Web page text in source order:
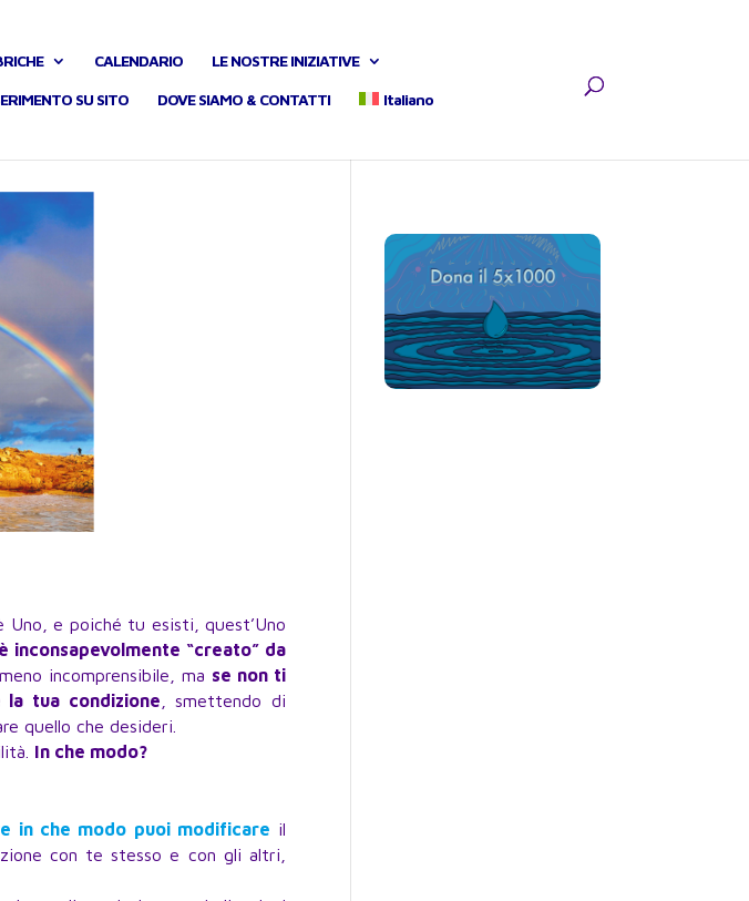
CALENDARIO LE NOSTRE INIZIATIVE
SU SITO DOVE SIAMO & CONTATTI Italiano
Uno, e poiché tu esisti, quest’Uno
è inconsapevolmente “creato” da
incomprensibile, ma se non ti
tua condizione , smettendo di
quello che desideri.
In che modo?
in che modo puoi modificare il
con te stesso e con gli altri,